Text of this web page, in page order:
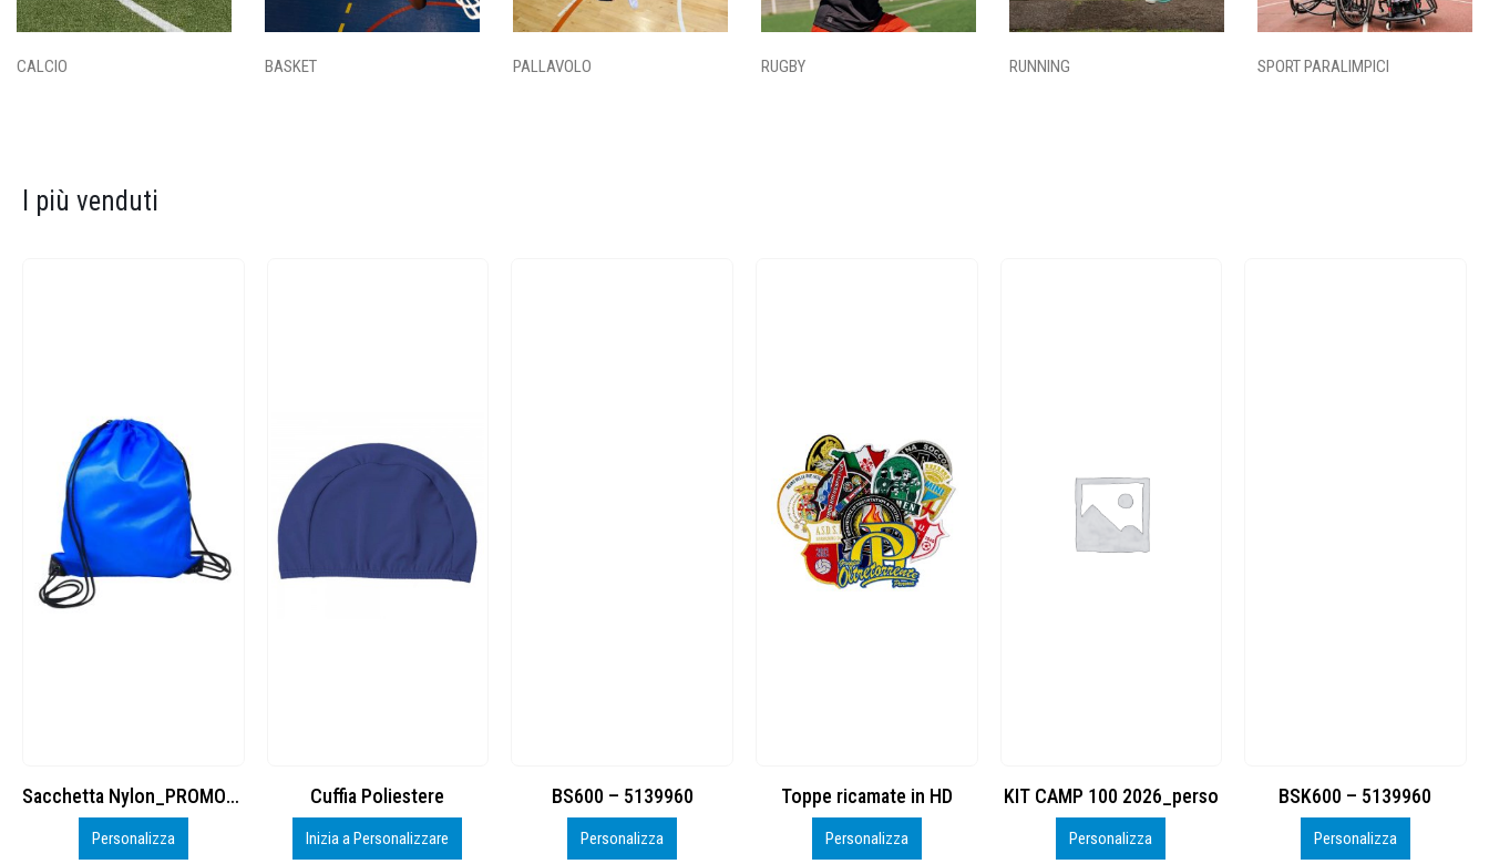
CALCIO BASKET PALLAVOLO RUGBY RUNNING SPORT PARALIMPICI
I più venduti
Cuffia Poliestere
Inizia a Personalizzare
BS600 – 5139960
Personalizza
Toppe ricamate in HD
Personalizza
KIT CAMP 100 2026_perso
Personalizza
BSK600 – 5139960
Personalizza
DTF
Personalizza